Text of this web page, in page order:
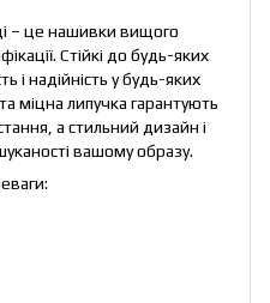
– це нашивки вищого
Стійкі до будь-яких
і надійність у будь-яких
міцна липучка гарантують
а стильний дизайн і
вашому образу.